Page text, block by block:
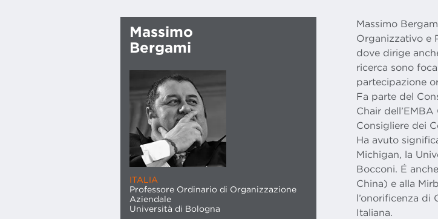
Massimo
Bergami
ITALIA
Professore Ordinario di Organizzazione
Aziendale
Università di Bologna
Massimo
Organizzativo e
dove dirige
ricerca sono
partecipazione
Fa parte del
Chair
Consigliere dei
Ha avuto
Michigan, la
Bocconi. É
China) e alla
l’onorificenza di
Italiana.